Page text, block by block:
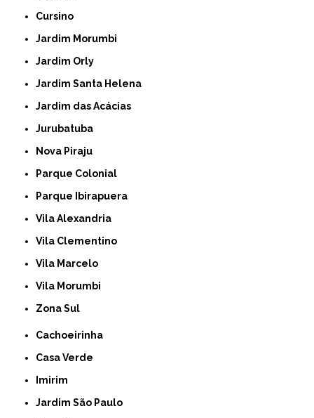
Cursino
Jardim Morumbi
Jardim Orly
Jardim Santa Helena
Jardim das Acácias
Jurubatuba
Nova Piraju
Parque Colonial
Parque Ibirapuera
Vila Alexandria
Vila Clementino
Vila Marcelo
Vila Morumbi
Zona Sul
Cachoeirinha
Casa Verde
Imirim
Jardim São Paulo